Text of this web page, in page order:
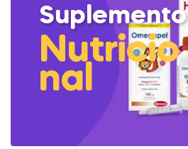
Suplemento
Nutricio
nal